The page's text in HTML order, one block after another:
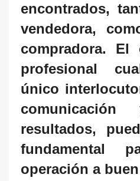
encontrados,
vendedora,
compradora.
profesional
único
resultados,
fundamental
operación a